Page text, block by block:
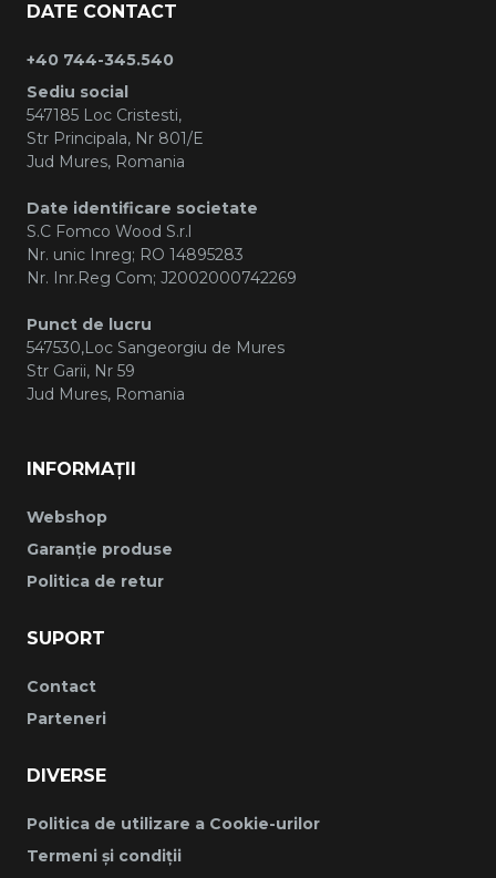
DATE CONTACT
+40 744-345.540
Sediu social
547185 Loc Cristesti,
Str Principala, Nr 801/E
Jud Mures, Romania
Date identificare societate
S.C Fomco Wood S.r.l
Nr. unic Inreg; RO 14895283
Nr. Inr.Reg Com; J2002000742269
Punct de lucru
547530,Loc Sangeorgiu de Mures
Str Garii, Nr 59
Jud Mures, Romania
INFORMAȚII
Webshop
Garanție produse
Politica de retur
SUPORT
Contact
Parteneri
DIVERSE
Politica de utilizare a Cookie-urilor
Termeni și condiții